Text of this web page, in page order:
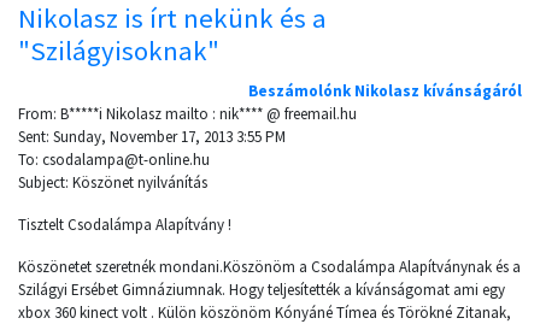
Nikolasz is írt nekünk és a
"Szilágyisoknak"
Beszámolónk Nikolasz kívánságáról
From: B*****i Nikolasz mailto : nik**** @ freemail.hu
Sent: Sunday, November 17, 2013 3:55 PM
To: csodalampa@t-online.hu
Subject: Köszönet nyilvánítás
Tisztelt Csodalámpa Alapítvány !
Köszönetet szeretnék mondani.Köszönöm a Csodalámpa Alapítványnak és a
Szilágyi Ersébet Gimnáziumnak. Hogy teljesítették a kívánságomat ami egy
xbox 360 kinect volt . Külön köszönöm Kónyáné Tímea és Törökné Zitanak,